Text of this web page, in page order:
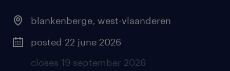
blankenberge, west-vlaanderen
posted 22 june 2026
closes 19 september 2026